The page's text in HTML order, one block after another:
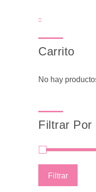
Carrito
No hay
Filtrar Por
Filtrar